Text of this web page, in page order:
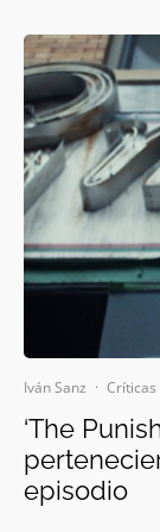
Iván Sanz · Críticas
‘The
episodio